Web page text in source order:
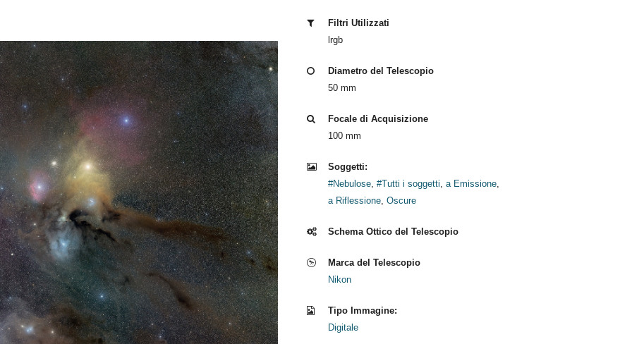
Filtri Utilizzati
lrgb
Diametro del Telescopio
50 mm
Focale di Acquisizione
100 mm
Soggetti:
#Nebulose, #Tutti i soggetti, a Emissione,
a Riflessione, Oscure
Schema Ottico del Telescopio
Marca del Telescopio
Nikon
Tipo Immagine:
Digitale